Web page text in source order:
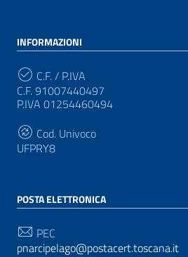
INFORMAZIONI
C.F. / P.IVA
C.F. 91007440497
P.IVA 01254460494
Cod. Univoco
UFPRY8
POSTA ELETTRONICA
PEC
pnarcipelago@postacert.toscana.it